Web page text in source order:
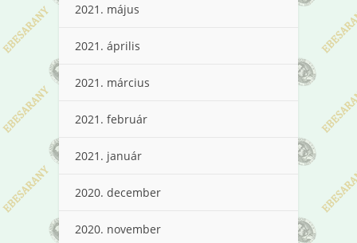
2021. május
2021. április
2021. március
2021. február
2021. január
2020. december
2020. november